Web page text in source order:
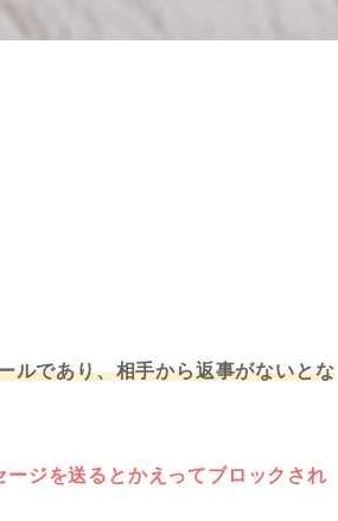
ルであり、相手から返事がないとな
ジを送るとかえってブロックされ